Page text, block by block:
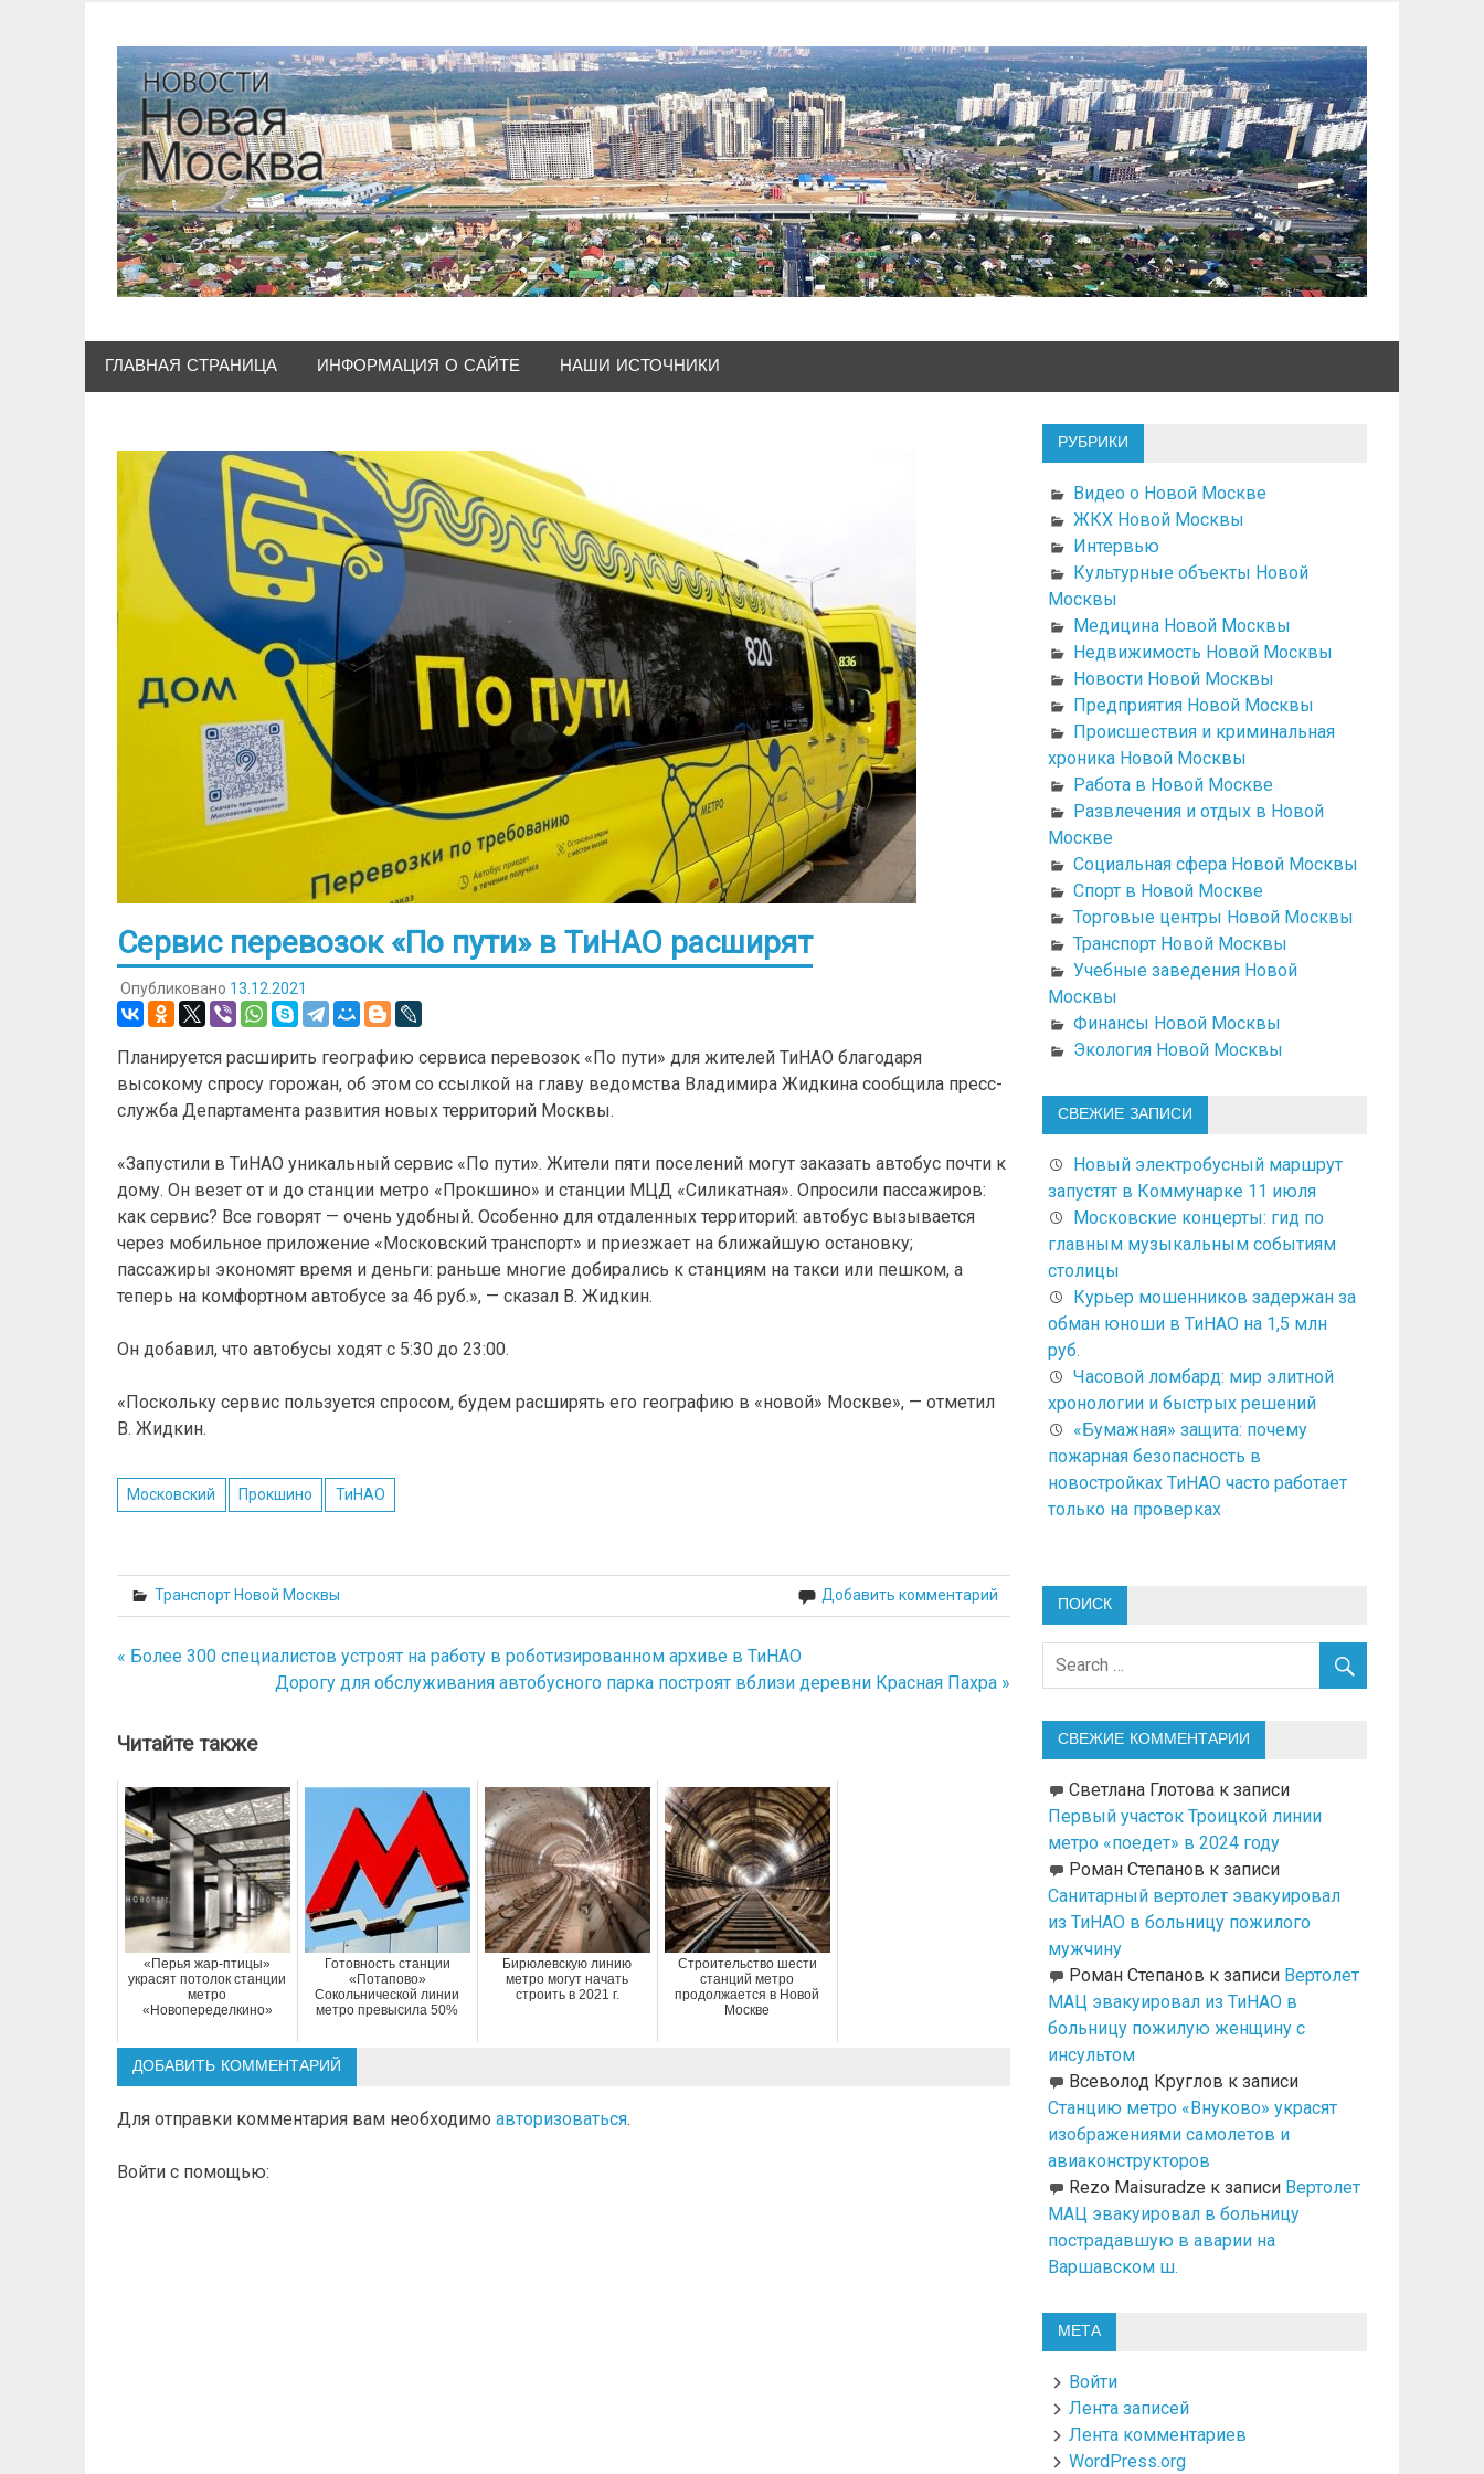
content
ГЛАВНАЯ СТРАНИЦА ИНФОРМАЦИЯ О САЙТЕ НАШИ ИСТОЧНИКИ
Сервис перевозок «По пути» в ТиНАО расширят
Опубликовано 13.12.2021
Планируется расширить географию сервиса перевозок «По пути» для жителей ТиНАО благодаря
высокому спросу горожан, об этом со ссылкой на главу ведомства Владимира Жидкина сообщила пресс-
служба Департамента развития новых территорий Москвы.
«Запустили в ТиНАО уникальный сервис «По пути». Жители пяти поселений могут заказать автобус почти к
дому. Он везет от и до станции метро «Прокшино» и станции МЦД «Силикатная». Опросили пассажиров:
как сервис? Все говорят — очень удобный. Особенно для отдаленных территорий: автобус вызывается
через мобильное приложение «Московский транспорт» и приезжает на ближайшую остановку;
пассажиры экономят время и деньги: раньше многие добирались к станциям на такси или пешком, а
теперь на комфортном автобусе за 46 руб.», — сказал В. Жидкин.
Он добавил, что автобусы ходят с 5:30 до 23:00.
«Поскольку сервис пользуется спросом, будем расширять его географию в «новой» Москве», — отметил
В. Жидкин.
Московский Прокшино ТиНАО
Транспорт Новой Москвы Добавить комментарий
Навигация
записям
« Более 300 специалистов устроят на работу в роботизированном архиве в ТиНАО
Дорогу для обслуживания автобусного парка построят вблизи деревни Красная Пахра »
Читайте также
«Перья жар-птицы»
украсят потолок станции
метро
«Новопеределкино»
Готовность станции
«Потапово»
Сокольнической линии
метро превысила 50%
Бирюлевскую линию
метро могут начать
строить в 2021 г.
Строительство шести
станций метро
продолжается в Новой
Москве
ДОБАВИТЬ КОММЕНТАРИЙ
Для отправки комментария вам необходимо авторизоваться.
Войти с помощью:
РУБРИКИ
Видео о Новой Москве
ЖКХ Новой Москвы
Интервью
Культурные объекты Новой
Москвы
Медицина Новой Москвы
Недвижимость Новой Москвы
Новости Новой Москвы
Предприятия Новой Москвы
Происшествия и криминальная
хроника Новой Москвы
Работа в Новой Москве
Развлечения и отдых в Новой
Москве
Социальная сфера Новой Москвы
Спорт в Новой Москве
Торговые центры Новой Москвы
Транспорт Новой Москвы
Учебные заведения Новой
Москвы
Финансы Новой Москвы
Экология Новой Москвы
СВЕЖИЕ ЗАПИСИ
Новый электробусный маршрут
запустят в Коммунарке 11 июля
Московские концерты: гид по
главным музыкальным событиям
столицы
Курьер мошенников задержан за
обман юноши в ТиНАО на 1,5 млн
руб.
Часовой ломбард: мир элитной
хронологии и быстрых решений
«Бумажная» защита: почему
пожарная безопасность в
новостройках ТиНАО часто работает
только на проверках
ПОИСК
СВЕЖИЕ КОММЕНТАРИИ
Светлана Глотовак записи
Первый участок Троицкой линии
метро «поедет» в 2024 году
Роман Степанов к записи
Санитарный вертолет эвакуировал
из ТиНАО в больницу пожилого
мужчину
Роман Степанов к записи Вертолет
МАЦ эвакуировал из ТиНАО в
больницу пожилую женщину с
инсультом
Всеволод Круглов к записи
Станцию метро «Внуково» украсят
изображениями самолетов и
авиаконструкторов
Rezo Maisuradze к записи Вертолет
МАЦ эвакуировал в больницу
пострадавшую в аварии на
Варшавском ш.
МЕТА
Войти
Лента записей
Лента комментариев
WordPress.org